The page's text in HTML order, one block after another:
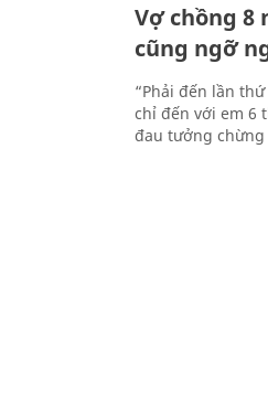
Vợ chồng 8
cũng ngỡ
“Phải đến lần
chỉ đến với em 6
đau tưởng